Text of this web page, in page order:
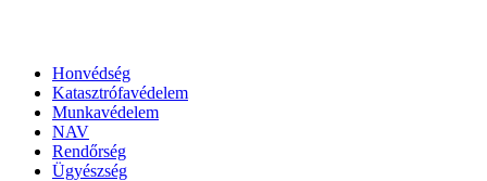
Honvédség
Katasztrófavédelem
Munkavédelem
NAV
Rendőrség
Ügyészség